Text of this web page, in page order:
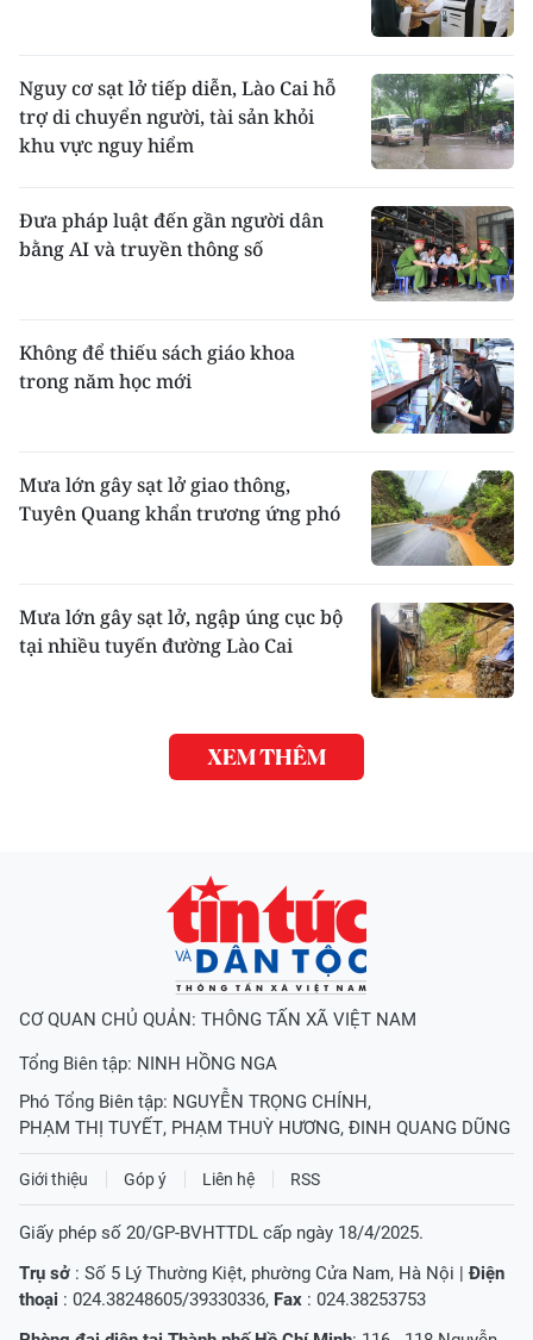
Nguy cơ sạt lở tiếp diễn, Lào Cai hỗ
trợ di chuyển người, tài sản khỏi
khu vực nguy hiểm
Đưa pháp luật đến gần người dân
bằng AI và truyền thông số
Không để thiếu sách giáo khoa
trong năm học mới
Mưa lớn gây sạt lở giao thông,
Tuyên Quang khẩn trương ứng phó
Mưa lớn gây sạt lở, ngập úng cục bộ
tại nhiều tuyến đường Lào Cai
XEM THÊM
CƠ QUAN CHỦ QUẢN: THÔNG TẤN XÃ VIỆT NAM
Tổng Biên tập: NINH HỒNG NGA
Phó Tổng Biên tập: NGUYỄN TRỌNG CHÍNH ,
PHẠM THỊ TUYẾT, PHẠM THUỲ HƯƠNG, ĐINH QUANG DŨNG
Giới thiệu Góp ý Liên hệ RSS
Giấy phép số 20/GP-BVHTTDL cấp ngày 18/4/2025.
Trụ sở : Số 5 Lý Thường Kiệt, phường Cửa Nam, Hà Nội |Điện
thoại : 024.38248605/39330336, Fax : 024.38253753